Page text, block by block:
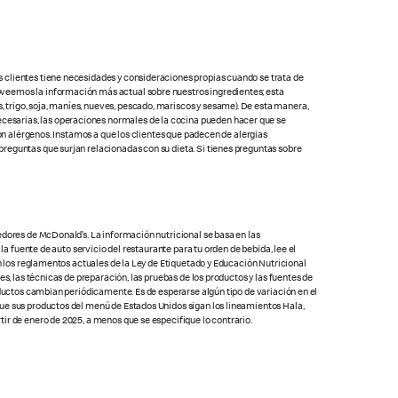
clientes tiene necesidades y consideraciones propias cuando se trata de
la información más actual sobre nuestros ingredientes; esta
soja, maníes, nueves, pescado, mariscos y sesame). De esta manera,
las operaciones normales de la cocina pueden hacer que se
Instamos a que los clientes que padecen de alergias
que surjan relacionadas con su dieta. Si tienes preguntas sobre
de McDonald’s. La información nutricional se basa en las
fuente de auto servicio del restaurante para tu orden de bebida, lee el
reglamentos actuales de la Ley de Etiquetado y Educación Nutricional
las técnicas de preparación, las pruebas de los productos y las fuentes de
cambian periódicamente. Es de esperarse algún tipo de variación en el
sus productos del menú de Estados Unidos sigan los lineamientos Hala,
de enero de 2025, a menos que se especifique lo contrario.